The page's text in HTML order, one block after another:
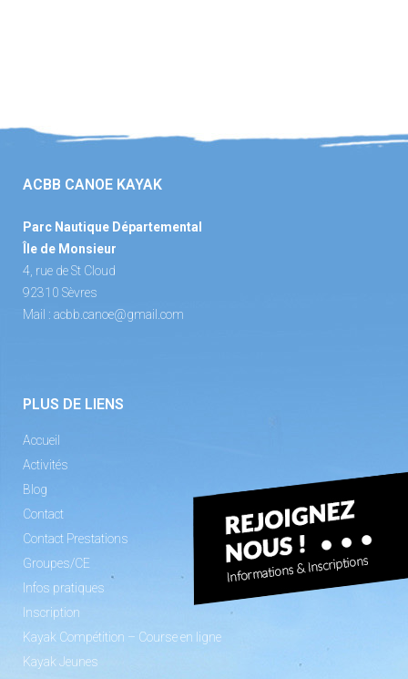
ACBB CANOE KAYAK
Parc Nautique Départemental
Île de Monsieur
4, rue de St Cloud
92310 Sèvres
Mail : acbb.canoe@gmail.com
PLUS DE LIENS
Accueil
Activités
Blog
Contact
Contact Prestations
Groupes/CE
Infos pratiques
Inscription
Kayak Compétition – Course en ligne
Kayak Jeunes